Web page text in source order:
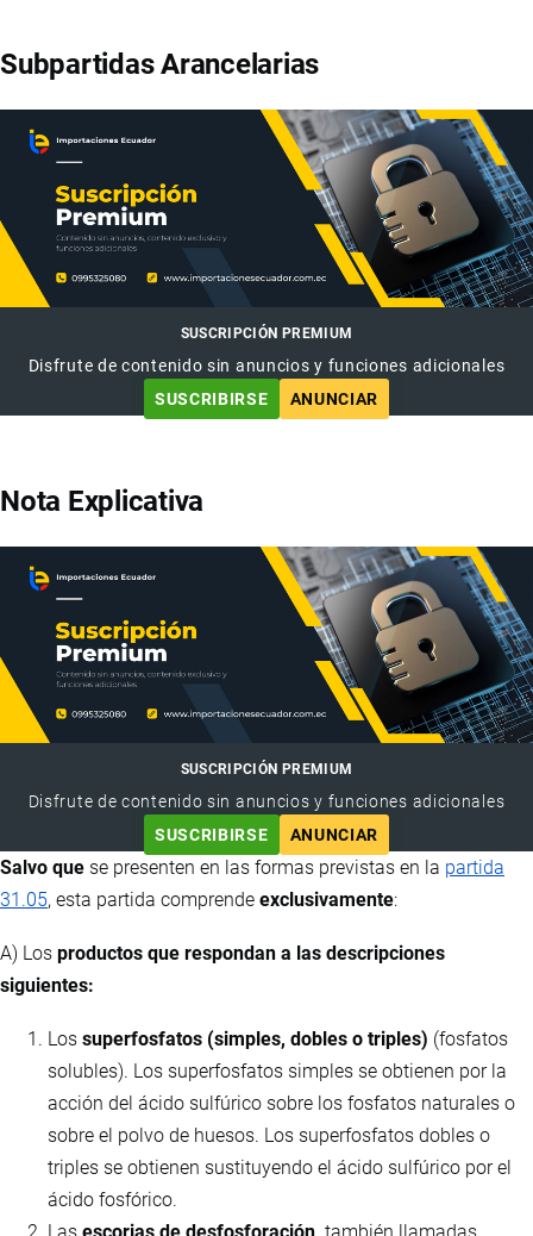
Subpartidas Arancelarias
SUSCRIPCIÓN PREMIUM
Disfrute de contenido sin anuncios y funciones adicionales
SUSCRIBIRSE
ANUNCIAR
Nota Explicativa
SUSCRIPCIÓN PREMIUM
Disfrute de contenido sin anuncios y funciones adicionales
SUSCRIBIRSE
ANUNCIAR
Salvo que se presenten en las formas previstas en la partida
31.05, esta partida comprende exclusivamente:
A) Los productos que respondan a las descripciones
siguientes:
Los superfosfatos (simples, dobles o triples) (fosfatos
solubles). Los superfosfatos simples se obtienen por la
acción del ácido sulfúrico sobre los fosfatos naturales o
sobre el polvo de huesos. Los superfosfatos dobles o
triples se obtienen sustituyendo el ácido sulfúrico por el
ácido fosfórico.